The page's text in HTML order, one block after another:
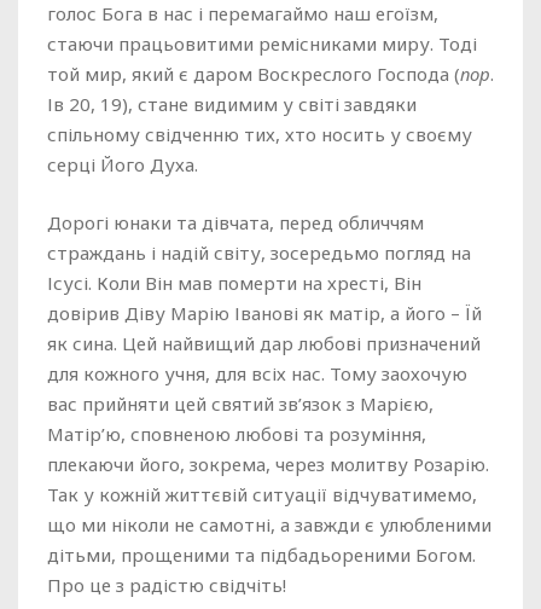
голос Бога в нас і перемагаймо наш егоїзм,
стаючи працьовитими ремісниками миру. Тоді
той мир, який є даром Воскреслого Господа (пор.
Ів 20, 19), стане видимим у світі завдяки
спільному свідченню тих, хто носить у своєму
серці Його Духа.
Дорогі юнаки та дівчата, перед обличчям
страждань і надій світу, зосередьмо погляд на
Ісусі. Коли Він мав померти на хресті, Він
довірив Діву Марію Іванові як матір, а його – Їй
як сина. Цей найвищий дар любові призначений
для кожного учня, для всіх нас. Тому заохочую
вас прийняти цей святий зв’язок з Марією,
Матір’ю, сповненою любові та розуміння,
плекаючи його, зокрема, через молитву Розарію.
Так у кожній життєвій ситуації відчуватимемо,
що ми ніколи не самотні, а завжди є улюбленими
дітьми, прощеними та підбадьореними Богом.
Про це з радістю свідчіть!